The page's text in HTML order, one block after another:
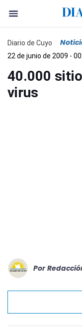
Diario de Cuyo
22 de junio de 2009 -
40.000
virus
Por